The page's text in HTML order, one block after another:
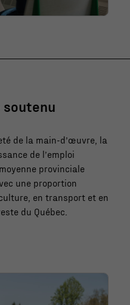
soutenu
de la main-d’œuvre, la
de l’emploi
provinciale
une proportion
en transport et en
du Québec.